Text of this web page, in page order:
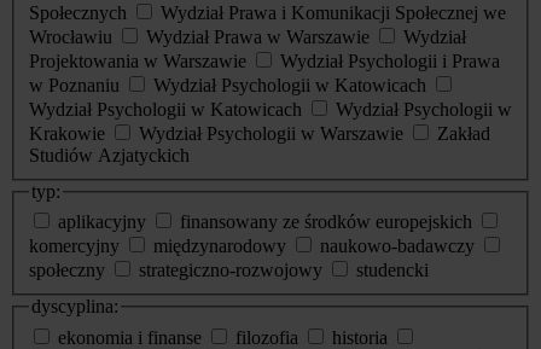
Społecznych
Wydział Prawa i Komunikacji Społecznej we
Wrocławiu
Wydział Prawa w Warszawie
Wydział
Projektowania w Warszawie
Wydział Psychologii i Prawa
w Poznaniu
Wydział Psychologii w Katowicach
Wydział Psychologii w Katowicach
Wydział Psychologii w
Krakowie
Wydział Psychologii w Warszawie
Zakład
Studiów Azjatyckich
typ:
aplikacyjny
finansowany ze środków europejskich
komercyjny
międzynarodowy
naukowo-badawczy
społeczny
strategiczno-rozwojowy
studencki
dyscyplina:
ekonomia i finanse
filozofia
historia